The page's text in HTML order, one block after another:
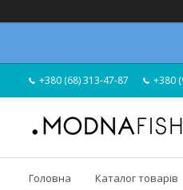
+380 (68) 313-47-87 +380
Головна Каталог товарів